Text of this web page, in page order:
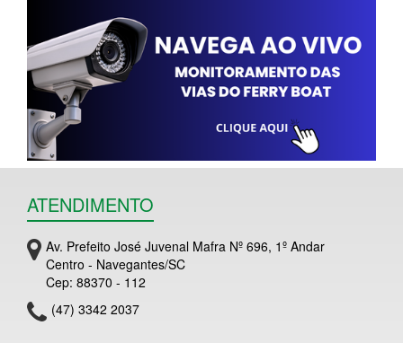
ATENDIMENTO
Av. Prefeito José Juvenal Mafra Nº 696, 1º Andar
Centro - Navegantes/SC
Cep: 88370 - 112
(47) 3342 2037